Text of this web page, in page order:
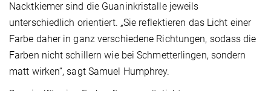
Nacktkiemer sind die Guaninkristalle jeweils
unterschiedlich orientiert. „Sie reflektieren das Licht einer
Farbe daher in ganz verschiedene Richtungen, sodass die
Farben nicht schillern wie bei Schmetterlingen, sondern
matt wirken“, sagt Samuel Humphrey.